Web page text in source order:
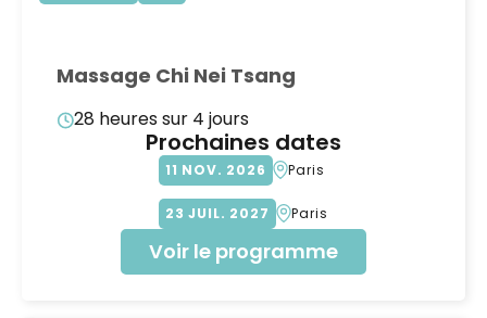
Massage Chi Nei Tsang
28 heures sur 4 jours
Prochaines dates
11 NOV 2026 Paris
23 JUIL 2027 Paris
Voir le programme